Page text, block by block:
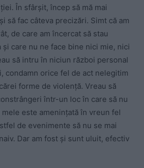
În sfârșit, încep să mă mai
să fac câteva precizări. Simt că am
de care am încercat să stau
care nu ne face bine nici mie, nici
să intru în niciun război personal
condamn orice fel de act nelegitim
forme de violență. Vreau să
într-un loc în care să nu
este amenințată în vreun fel
de evenimente să nu se mai
Dar am fost și sunt uluit, efectiv